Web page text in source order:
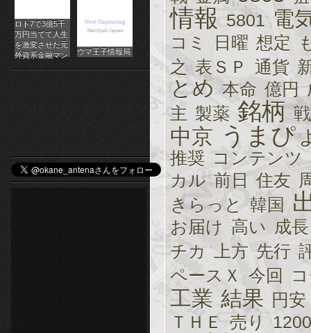
オ
ン
ラ
イ
ン
カ
ジ
ノ
etc-
ロト7で3億5千
万円当てて人生
を激変させた元
外資系金融マン
ウマ王子情報局
情報 5801 電
コミ 日曜 想定
之 表ＳＰ 通貨
とめ 本命 億円
主 製薬 銘柄
中京 うまぴ
推奨 コンテンツ
カル 前日 住友
きらっと
韓国
お届け 高い 成長
チカ
上方 先行
ペースＸ
今回
工業 結果 円安
ＴＨＥ
売り
1200